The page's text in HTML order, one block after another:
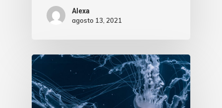
Alexa
agosto 13, 2021